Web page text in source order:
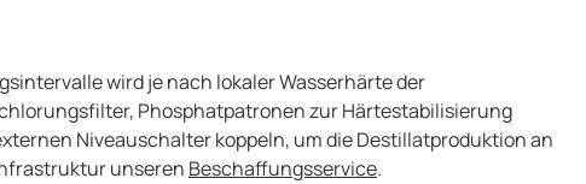
wird je nach lokaler Wasserhärte der
Phosphatpatronen zur Härtestabilisierung
Niveauschalter koppeln, um die Destillatproduktion an
unseren Beschaffungsservice.